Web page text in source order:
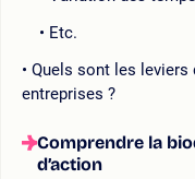
Etc.
Quels sont les leviers
entreprises ?
Comprendre la
d’action